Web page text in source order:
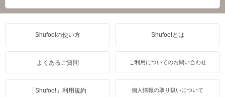
Shufoo!の使い方 Shufoo!とは
よくあるご質問 ご利用についてのお問い合わせ
「Shufoo!」利用規約 個人情報の取り扱いについて